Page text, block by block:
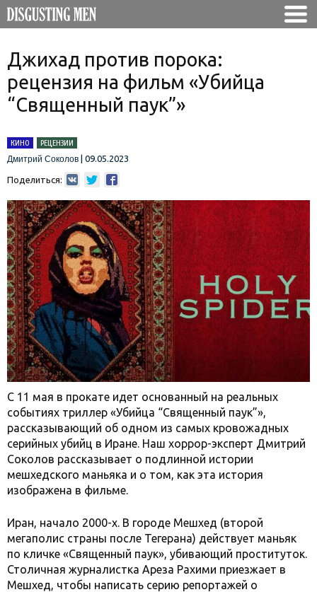
Джихад против порока:
рецензия на фильм «Убийца
“Священный паук”»
КИНО
РЕЦЕНЗИИ
Дмитрий Соколов
09.05.2023
Поделиться:
C 11 мая в прокате идет основанный на реальных
событиях триллер «Убийца “Священный паук”»,
рассказывающий об одном из самых кровожадных
серийных убийц в Иране. Наш хоррор-эксперт Дмитрий
Соколов рассказывает о подлинной истории
мешхедского маньяка и о том, как эта история
изображена в фильме.
Иран, начало 2000-х. В городе Мешхед (второй
мегаполис страны после Тегерана) действует маньяк
по кличке «Священный паук», убивающий проституток.
Столичная журналистка Ареза Рахими приезжает в
Мешхед, чтобы написать серию репортажей о